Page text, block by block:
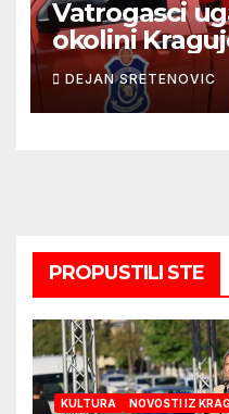
Vatrogasci
okolini
DEJAN SRETENOVIC
PROPUSTILI STE
KULTURA NOVOSTI IZ